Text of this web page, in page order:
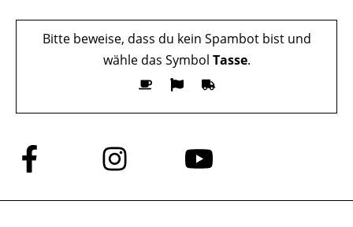
Bitte beweise, dass du kein Spambot bist und
wähle das Symbol Tasse.
Folge
uns
auf
Folge
uns
auf
Folge
auf